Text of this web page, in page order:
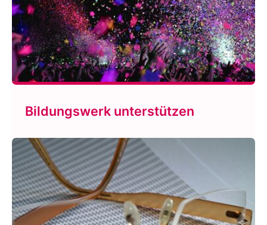
Bildungswerk unterstützen